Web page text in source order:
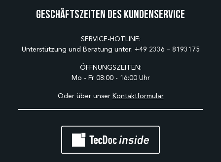
Geschäftszeiten des Kundenservice
SERVICE-HOTLINE:
Unterstützung und Beratung unter: +49 2336 – 8193175
ÖFFNUNGSZEITEN:
Mo - Fr 08:00 - 16:00 Uhr
Oder über unser Kontaktformular